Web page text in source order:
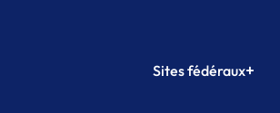
Sites fédéraux+